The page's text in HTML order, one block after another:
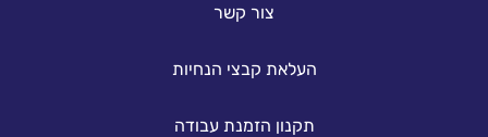
צור קשר
העלאת קבצי הנחיות
תקנון הזמנת עבודה